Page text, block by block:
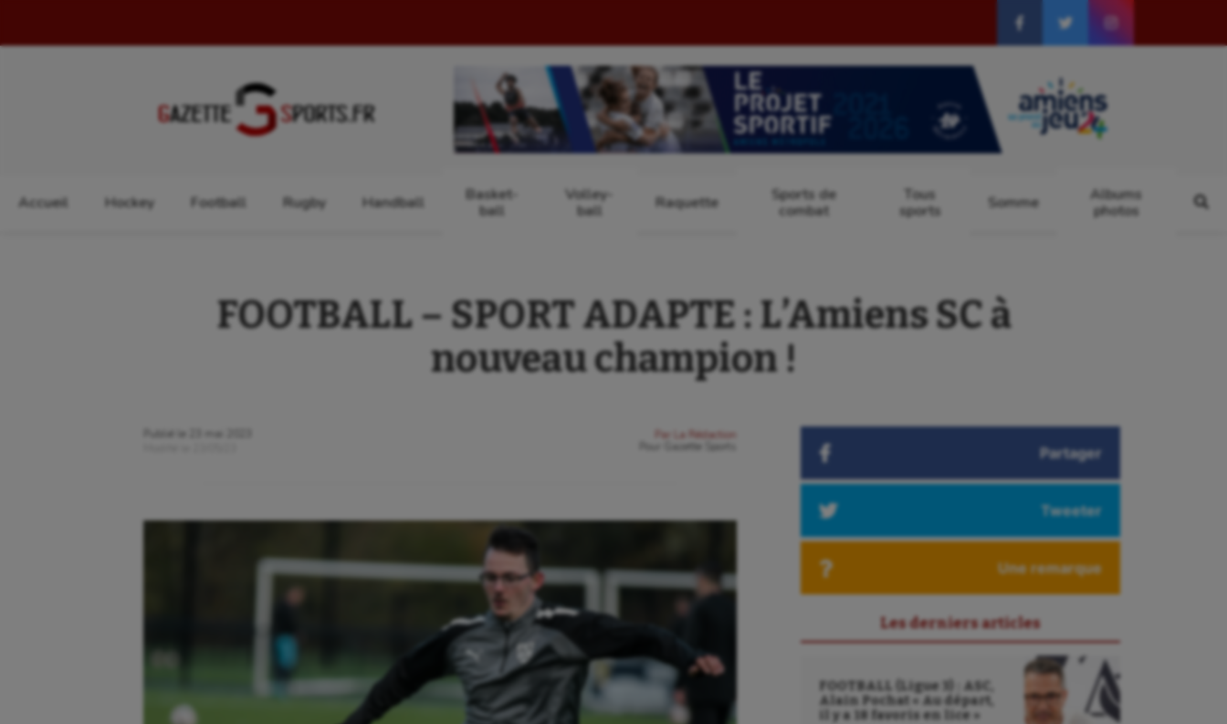
Accueil Hockey Football Rugby Handball
Basket-
ball
Volley-
ball
Raquette
Sports de
combat
Tous
sports
Somme
Albums
photos
FOOTBALL – SPORT ADAPTE : L’Amiens SC à
nouveau champion !
Publié le
23 mai 2023
Par
La Rédaction
Gazette Sports Partager
Tweeter
Une remarque
Les derniers articles
FOOTBALL (Ligue 3) : ASC,
Alain Pochat « Au départ,
il y a 18 favoris en lice »